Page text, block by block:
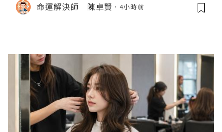
命運解決師｜陳卓賢 4小時前